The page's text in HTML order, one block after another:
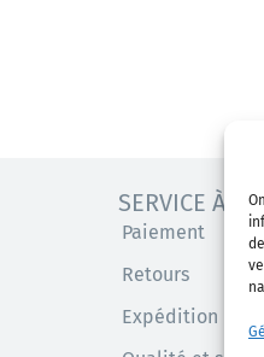
SERVICE À
Paiement
Retours
Expédition